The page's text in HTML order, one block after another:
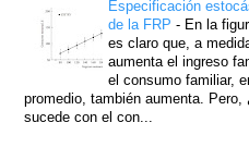
Especificación
de la FRP - En la
es claro que, a
aumenta el ingreso
el consumo familiar,
promedio, también aumenta. Pero,
sucede con el con...